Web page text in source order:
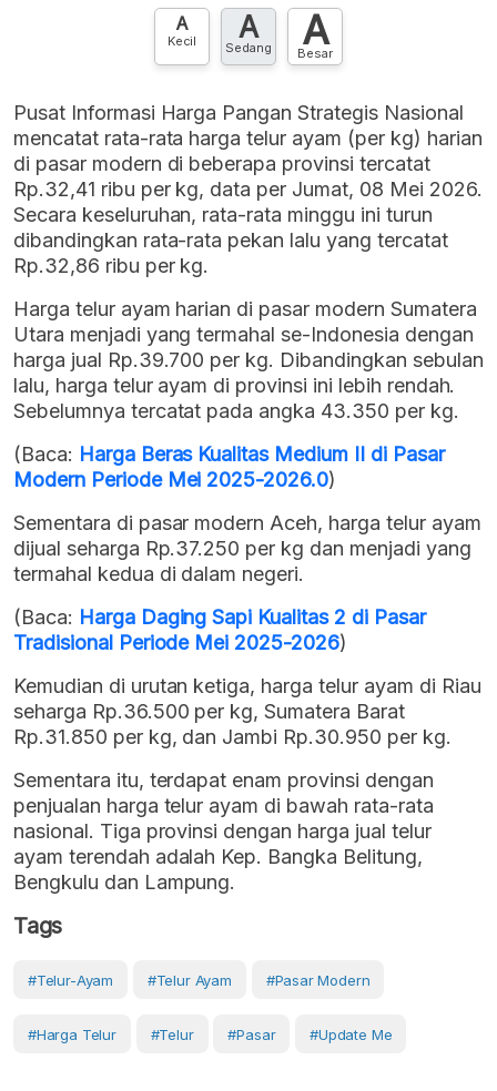
Hubungi sekarang »
A
Kecil A
Sedang A
Besar
Pusat Informasi Harga Pangan Strategis Nasional
mencatat rata-rata harga telur ayam (per kg) harian
di pasar modern di beberapa provinsi tercatat
Rp.32,41 ribu per kg, data per Jumat, 08 Mei 2026.
Secara keseluruhan, rata-rata minggu ini turun
dibandingkan rata-rata pekan lalu yang tercatat
Rp.32,86 ribu per kg.
Harga telur ayam harian di pasar modern Sumatera
Utara menjadi yang termahal se-Indonesia dengan
harga jual Rp.39.700 per kg. Dibandingkan sebulan
lalu, harga telur ayam di provinsi ini lebih rendah.
Sebelumnya tercatat pada angka 43.350 per kg.
(Baca: Harga Beras Kualitas Medium II di Pasar
Modern Periode Mei 2025-2026.0)
Sementara di pasar modern Aceh, harga telur ayam
dijual seharga Rp.37.250 per kg dan menjadi yang
termahal kedua di dalam negeri.
(Baca: Harga Daging Sapi Kualitas 2 di Pasar
Tradisional Periode Mei 2025-2026)
Kemudian di urutan ketiga, harga telur ayam di Riau
seharga Rp.36.500 per kg, Sumatera Barat
Rp.31.850 per kg, dan Jambi Rp.30.950 per kg.
Sementara itu, terdapat enam provinsi dengan
penjualan harga telur ayam di bawah rata-rata
nasional. Tiga provinsi dengan harga jual telur
ayam terendah adalah Kep. Bangka Belitung,
Bengkulu dan Lampung.
Tags
#telur-Ayam #Telur Ayam #Pasar Modern
#Harga Telur #telur #Pasar #Update Me